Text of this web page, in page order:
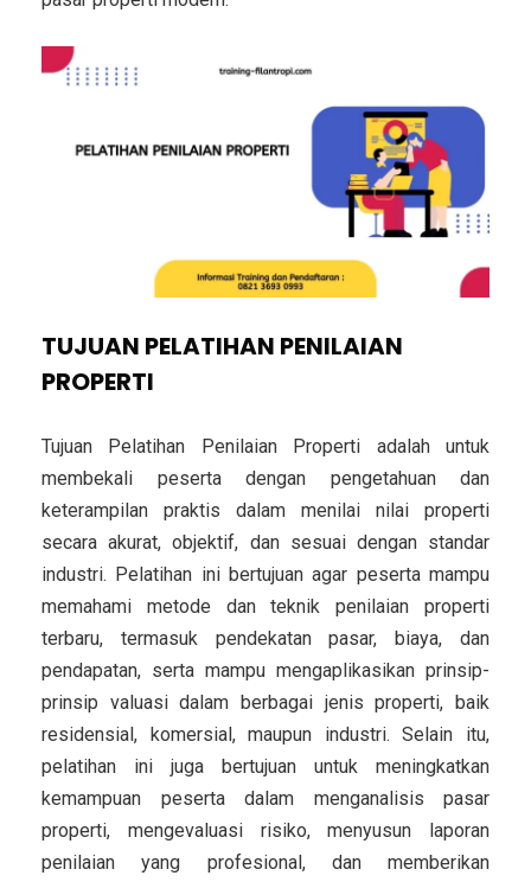
TUJUAN PELATIHAN PENILAIAN
PROPERTI
Tujuan Pelatihan Penilaian Properti adalah untuk
membekali peserta dengan pengetahuan dan
keterampilan praktis dalam menilai nilai properti
secara akurat, objektif, dan sesuai dengan standar
industri. Pelatihan ini bertujuan agar peserta mampu
memahami metode dan teknik penilaian properti
terbaru, termasuk pendekatan pasar, biaya, dan
pendapatan, serta mampu mengaplikasikan prinsip-
prinsip valuasi dalam berbagai jenis properti, baik
residensial, komersial, maupun industri. Selain itu,
pelatihan ini juga bertujuan untuk meningkatkan
kemampuan peserta dalam menganalisis pasar
properti, mengevaluasi risiko, menyusun laporan
penilaian yang profesional, dan memberikan